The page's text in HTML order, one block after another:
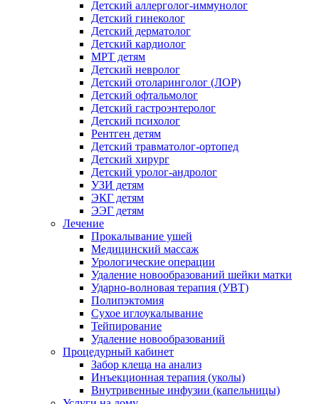
Детский аллерголог-иммунолог
Детский гинеколог
Детский дерматолог
Детский кардиолог
МРТ детям
Детский невролог
Детский отоларинголог (ЛОР)
Детский офтальмолог
Детский гастроэнтеролог
Детский психолог
Рентген детям
Детский травматолог-ортопед
Детский хирург
Детский уролог-андролог
УЗИ детям
ЭКГ детям
ЭЭГ детям
Лечение
Прокалывание ушей
Медицинский массаж
Урологические операции
Удаление новообразований шейки матки
Ударно-волновая терапия (УВТ)
Полипэктомия
Сухое иглоукалывание
Тейпирование
Удаление новообразований
Процедурный кабинет
Забор клеща на анализ
Инъекционная терапия (уколы)
Внутривенные инфузии (капельницы)